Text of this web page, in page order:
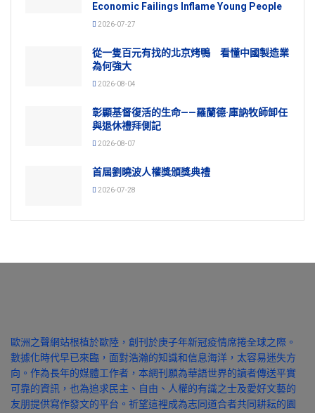
Economic Failings Inflame Young People
2026-07-27
從一隻百元有找的北京烤鴨 看懂中國製造業
為何強大
2026-08-04
彰顯基督復活的生命——羅蘭德·庫訥牧師卸任
與退休禮拜側記
2026-08-07
首屆劉曉波人權獎頒獎典禮
2026-07-28
歐洲之聲網站根植於歐陸，創刊於庚子年新冠疫情席捲全球之際。
數據化時代早已來臨，面對浩瀚的知識和信息海洋，太容易迷失方
向。作為長年的媒體工作者，本網刊願為華語世界的讀者傳送平實
可靠的資訊，也為追求民主、自由、人權的有識之士及愛好文藝的
友朋提供寫作發文的平台。祈望這裡成為志同道合者共同耕耘的園